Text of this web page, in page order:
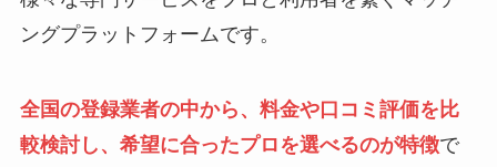
ングプラットフォームです。
全国の登録業者の中から、料金や口コミ評価を比
較検討し、希望に合ったプロを選べるのが特徴で